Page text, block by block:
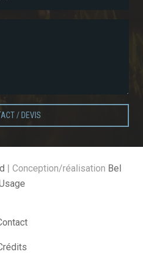
/ DEVIS
| Conception/réalisation Bel